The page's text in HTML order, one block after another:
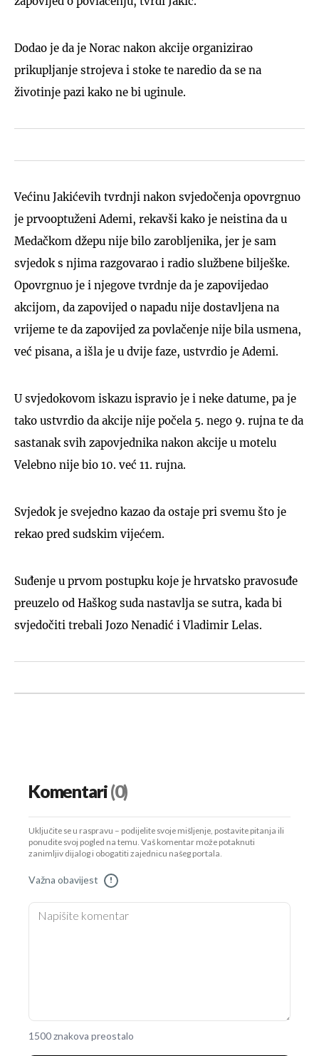
Dodao je da je Norac nakon akcije organizirao
prikupljanje strojeva i stoke te naredio da se na
životinje pazi kako ne bi uginule.
Većinu Jakićevih tvrdnji nakon svjedočenja opovrgnuo
je prvooptuženi Ademi, rekavši kako je neistina da u
Medačkom džepu nije bilo zarobljenika, jer je sam
svjedok s njima razgovarao i radio službene bilješke.
Opovrgnuo je i njegove tvrdnje da je zapovijedao
akcijom, da zapovijed o napadu nije dostavljena na
vrijeme te da zapovijed za povlačenje nije bila usmena,
već pisana, a išla je u dvije faze, ustvrdio je Ademi.
U svjedokovom iskazu ispravio je i neke datume, pa je
tako ustvrdio da akcije nije počela 5. nego 9. rujna te da
sastanak svih zapovjednika nakon akcije u motelu
Velebno nije bio 10. već 11. rujna.
Svjedok je svejedno kazao da ostaje pri svemu što je
rekao pred sudskim vijećem.
Suđenje u prvom postupku koje je hrvatsko pravosuđe
preuzelo od Haškog suda nastavlja se sutra, kada bi
svjedočiti trebali Jozo Nenadić i Vladimir Lelas.
Komentari(0)
Uključite se u raspravu – podijelite svoje mišljenje, postavite pitanja ili
ponudite svoj pogled na temu. Vaš komentar može potaknuti
zanimljiv dijalog i obogatiti zajednicu našeg portala.
Važna obavijest !
1500 znakova preostalo